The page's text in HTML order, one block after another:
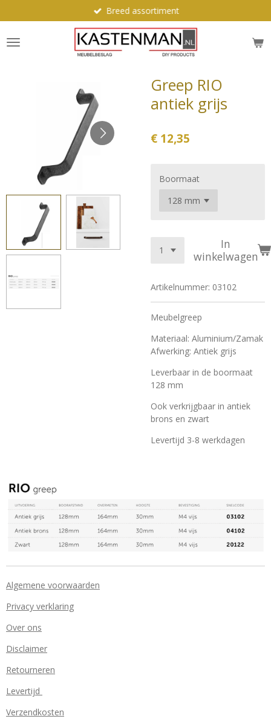
direct
naar
de
Breed assortiment
Greep RIO
antiek grijs
€ 12,35
Boormaat
In
winkelwagen
Artikelnummer: 03102
Meubelgreep
Materiaal: Aluminium/Zamak
Afwerking: Antiek grijs
Leverbaar in de boormaat
128 mm
Ook verkrijgbaar in antiek
brons en zwart
Levertijd 3-8 werkdagen
Algemene voorwaarden
Privacy verklaring
Over ons
Disclaimer
Retourneren
Levertijd
Verzendkosten